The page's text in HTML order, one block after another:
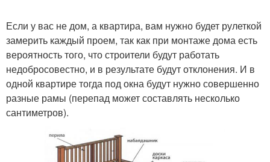
Если у вас не дом, а квартира, вам нужно будет рулеткой
замерить каждый проем, так как при монтаже дома есть
вероятность того, что строители будут работать
недобросовестно, и в результате будут отклонения. И в
одной квартире тогда под окна будут нужно совершенно
разные рамы (перепад может составлять несколько
сантиметров).